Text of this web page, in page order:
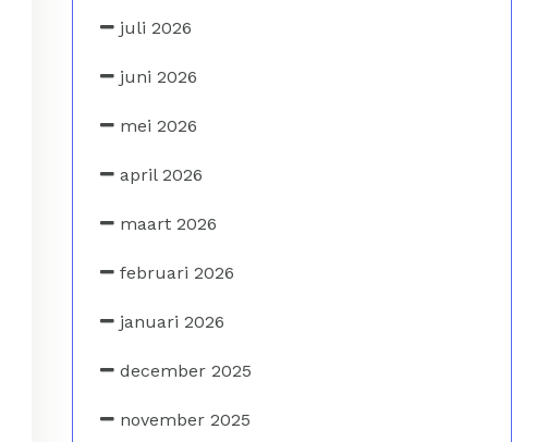
juli 2026
juni 2026
mei 2026
april 2026
maart 2026
februari 2026
januari 2026
december 2025
november 2025